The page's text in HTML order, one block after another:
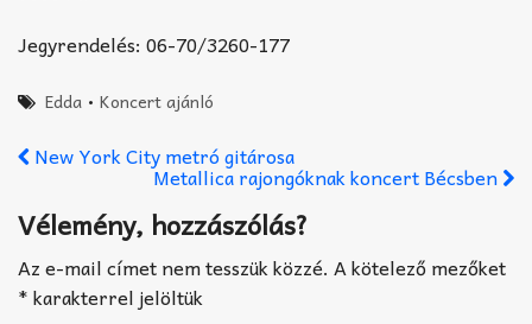
Jegyrendelés: 06-70/3260-177
Edda •Koncert ajánló
New York City metró gitárosa
Metallica rajongóknak koncert Bécsben
Vélemény, hozzászólás?
Az e-mail címet nem tesszük közzé. A kötelező mezőket
*karakterrel jelöltük